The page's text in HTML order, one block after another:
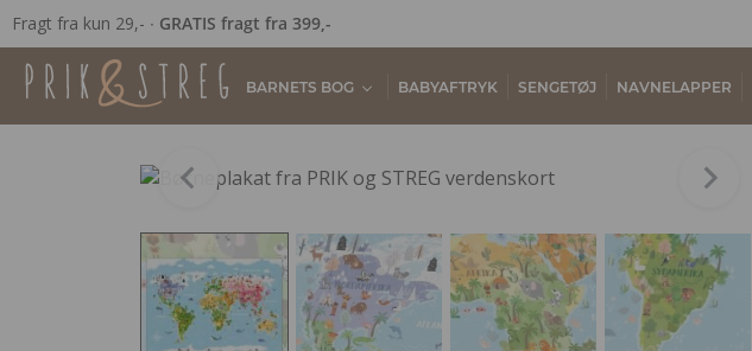
Fragt fra kun 29,- ∙ GRATIS fragt fra 399,-
BARNETS BOG BABYAFTRYK SENGETØJ NAVNELAPPER